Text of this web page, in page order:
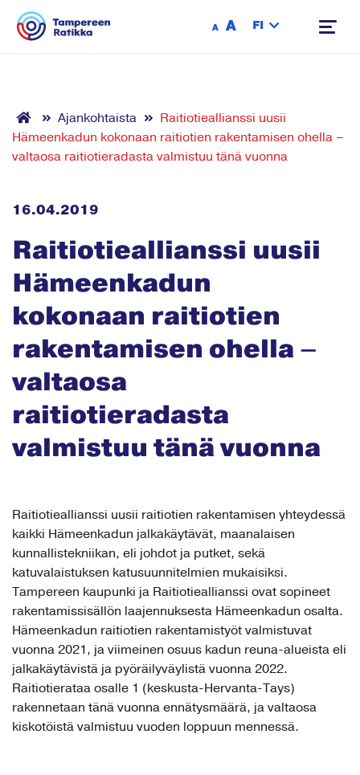
A A FI
Ajankohtaista
Raitiotieallianssi uusii
Hämeenkadun kokonaan raitiotien rakentamisen ohella –
valtaosa raitiotieradasta valmistuu tänä vuonna
16.04.2019
Raitiotieallianssi uusii
Hämeenkadun
kokonaan raitiotien
rakentamisen ohella –
valtaosa
raitiotieradasta
valmistuu tänä vuonna
Raitiotieallianssi uusii raitiotien rakentamisen yhteydessä
kaikki Hämeenkadun jalkakäytävät, maanalaisen
kunnallistekniikan, eli johdot ja putket, sekä
katuvalaistuksen katusuunnitelmien mukaisiksi.
Tampereen kaupunki ja Raitiotieallianssi ovat sopineet
rakentamissisällön laajennuksesta Hämeenkadun osalta.
Hämeenkadun raitiotien rakentamistyöt valmistuvat
vuonna 2021, ja viimeinen osuus kadun reuna-alueista eli
jalkakäytävistä ja pyöräilyväylistä vuonna 2022.
Raitiotierataa osalle 1 (keskusta-Hervanta-Tays)
rakennetaan tänä vuonna ennätysmäärä, ja valtaosa
kiskotöistä valmistuu vuoden loppuun mennessä.